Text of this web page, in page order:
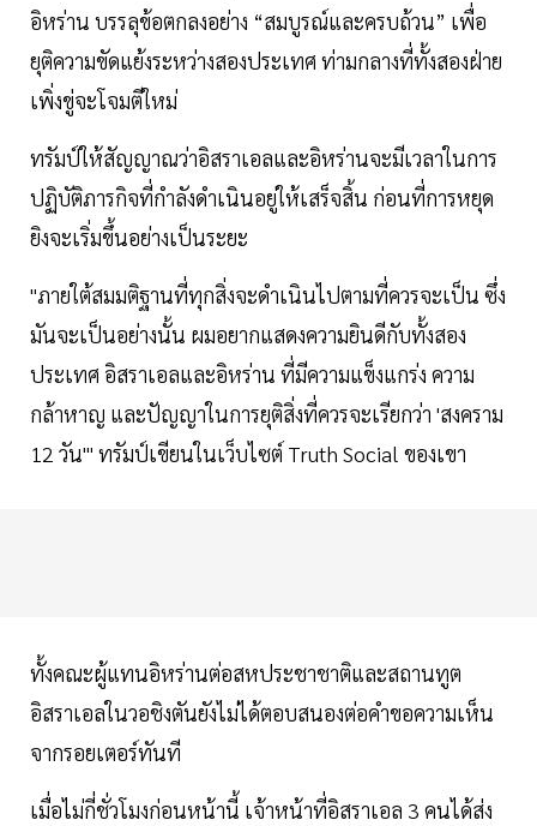
อิหร่าน บรรลุข้อตกลงอย่าง “สมบูรณ์และครบถ้วน” เพื่อ
ยุติความขัดแย้งระหว่างสองประเทศ ท่ามกลางที่ทั้งสองฝ่าย
เพิ่งขู่จะโจมตีใหม่
ทรัมป์ให้สัญญาณว่าอิสราเอลและอิหร่านจะมีเวลาในการ
ปฏิบัติภารกิจที่กำลังดำเนินอยู่ให้เสร็จสิ้น ก่อนที่การหยุด
ยิงจะเริ่มขึ้นอย่างเป็นระยะ
"ภายใต้สมมติฐานที่ทุกสิ่งจะดำเนินไปตามที่ควรจะเป็น ซึ่ง
มันจะเป็นอย่างนั้น ผมอยากแสดงความยินดีกับทั้งสอง
ประเทศ อิสราเอลและอิหร่าน ที่มีความแข็งแกร่ง ความ
กล้าหาญ และปัญญาในการยุติสิ่งที่ควรจะเรียกว่า 'สงคราม
12 วัน'" ทรัมป์เขียนในเว็บไซต์ Truth Social ของเขา
ทั้งคณะผู้แทนอิหร่านต่อสหประชาชาติและสถานทูต
อิสราเอลในวอชิงตันยังไม่ได้ตอบสนองต่อคำขอความเห็น
จากรอยเตอร์ทันที
เมื่อไม่กี่ชั่วโมงก่อนหน้านี้ เจ้าหน้าที่อิสราเอล 3 คนได้ส่ง